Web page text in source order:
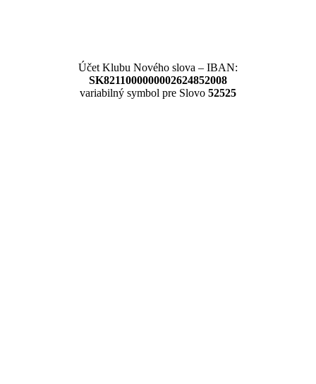
Účet Klubu Nového slova – IBAN:
SK8211000000002624852008
variabilný symbol pre Slovo 52525